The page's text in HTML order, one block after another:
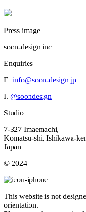
Press image
soon-design inc.
Enquiries
E. info@soon-design.jp
I. @soondesign
Studio
7-327 Imaemachi,
Komatsu-shi, Ishikawa-
Japan
© 2024
This website is not
orientation.